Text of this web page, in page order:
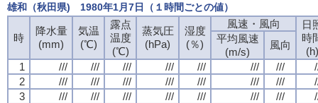
雄和（秋田県) 1980年1月7日（１時間ごとの値）
時
降水量
(mm)
気温
(℃)
露点
温度
(℃)
蒸気圧
(hPa)
湿度
(％)
風速・風向
日
時
(h)
平均風速
(m/s)
風向
1
/// /// /// /// /// /// ///
2
/// /// /// /// /// /// ///
3
/// /// /// /// /// /// ///
時
降水量
(mm)
気温
(℃)
露点
温度
(℃)
蒸気圧
(hPa)
湿度
(％)
風速・風向
日
時
(h)
平均風速
(m/s)
風向
1
/// /// /// /// /// /// ///
2
/// /// /// /// /// /// ///
3
/// /// /// /// /// /// ///
時
降水量
(mm)
気温
(℃)
露点
温度
(℃)
蒸気圧
(hPa)
湿度
(％)
風速・風向
日
時
(h)
平均風速
(m/s)
風向
1
/// /// /// /// /// /// ///
2
/// /// /// /// /// /// ///
3
/// /// /// /// /// /// ///
時
降水量
(mm)
気温
(℃)
露点
温度
(℃)
蒸気圧
(hPa)
湿度
(％)
風速・風向
日
時
(h)
平均風速
(m/s)
風向
1
/// /// /// /// /// /// ///
2
/// /// /// /// /// /// ///
3
/// /// /// /// /// /// ///